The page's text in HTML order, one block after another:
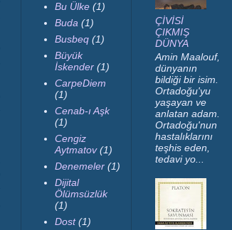
Bu Ülke (1)
Buda (1)
Busbeq (1)
Büyük
İskender (1)
CarpeDiem
(1)
Cenab-ı Aşk
(1)
Cengiz
Aytmatov (1)
Denemeler (1)
Dijital
Ölümsüzlük
(1)
Dost (1)
ÇİVİSİ
ÇIKMIŞ
DÜNYA
Amin Maalouf,
dünyanın
bildiği bir isim.
Ortadoğu'yu
yaşayan ve
anlatan adam.
Ortadoğu'nun
hastalıklarını
teşhis eden,
tedavi yo...